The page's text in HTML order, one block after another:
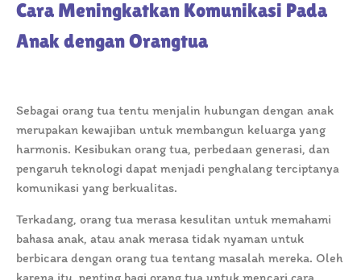
Cara Meningkatkan Komunikasi Pada
Anak dengan Orangtua
Sebagai orang tua tentu menjalin hubungan dengan anak
merupakan kewajiban untuk membangun keluarga yang
harmonis. Kesibukan orang tua, perbedaan generasi, dan
pengaruh teknologi dapat menjadi penghalang terciptanya
komunikasi yang berkualitas.
Terkadang, orang tua merasa kesulitan untuk memahami
bahasa anak, atau anak merasa tidak nyaman untuk
berbicara dengan orang tua tentang masalah mereka. Oleh